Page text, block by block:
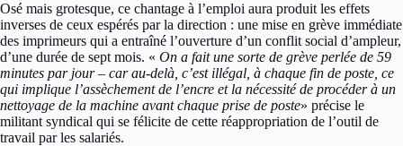
Osé mais grotesque, ce chantage à l’emploi aura produit les effets
inverses de ceux espérés par la direction : une mise en grève immédiate
des imprimeurs qui a entraîné l’ouverture d’un conflit social d’ampleur,
d’une durée de sept mois. « On a fait une sorte de grève perlée de 59
minutes par jour – car au-delà, c’est illégal, à chaque fin de poste, ce
qui implique l’assèchement de l’encre et la nécessité de procéder à un
nettoyage de la machine avant chaque prise de poste» précise le
militant syndical qui se félicite de cette réappropriation de l’outil de
travail par les salariés.